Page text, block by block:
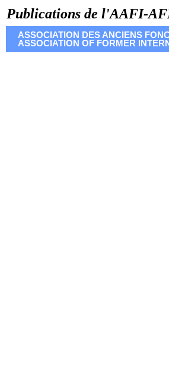
Publications de l'AAFI-
ASSOCIATION DES ANCIENS
ASSOCIATION OF FORMER